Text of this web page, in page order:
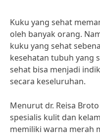
Kuku yang sehat
oleh banyak orang.
kuku yang sehat
kesehatan tubuh yang
sehat bisa menjadi
secara keseluruhan.
Menurut dr. Reisa
spesialis kulit dan
memiliki warna merah